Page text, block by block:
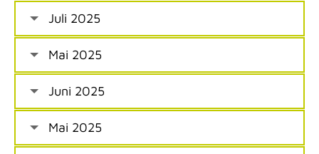
Juli 2025
Mai 2025
Juni 2025
Mai 2025